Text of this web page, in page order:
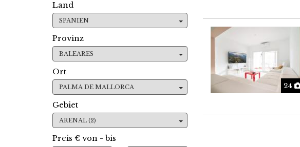
Land
SPANIEN
Provinz
BALEARES
Ort
PALMA DE MALLORCA
Gebiet
ARENAL (2)
Preis € von - bis
24